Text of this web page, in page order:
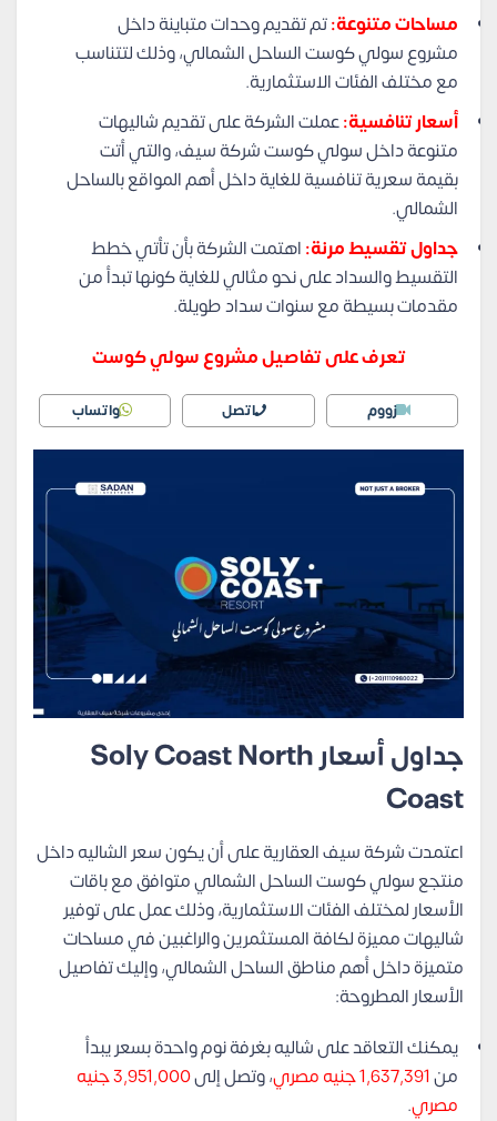
مساحات متنوعة:تم تقديم وحدات متباينة داخل
مشروع سولي كوست الساحل الشمالي، وذلك لتتناسب
مع مختلف الفئات الاستثمارية.
أسعار تنافسية:عملت الشركة على تقديم شاليهات
متنوعة داخل سولي كوست شركة سيف، والتي أتت
بقيمة سعرية تنافسية للغاية داخل أهم المواقع بالساحل
الشمالي.
جداول تقسيط مرنة:اهتمت الشركة بأن تأتي خطط
التقسيط والسداد على نحو مثالي للغاية كونها تبدأ من
مقدمات بسيطة مع سنوات سداد طويلة.
تعرف على تفاصيل مشروع سولي كوست
زووم اتصل واتساب
جداول أسعار Soly Coast North
Coast
اعتمدت شركة سيف العقارية على أن يكون سعر الشاليه داخل
منتجع سولي كوست الساحل الشمالي متوافق مع باقات
الأسعار لمختلف الفئات الاستثمارية، وذلك عمل على توفير
شاليهات مميزة لكافة المستثمرين والراغبين في مساحات
متميزة داخل أهم مناطق الساحل الشمالي، وإليك تفاصيل
الأسعار المطروحة:
يمكنك التعاقد على شاليه بغرفة نوم واحدة بسعر يبدأ
من1,637,391 جنيه مصري ، وتصل إلى
3,951,000 جنيه
مصري.